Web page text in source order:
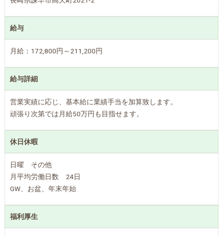
給与
月給：172,800円～211,200円
給与詳細
営業実績に応じ、基本給に業績手当を加算致します。
頑張り次第では月給50万円も目指せます。
休日休暇
日曜 その他
月平均労働日数 24日
GW、お盆、年末年始
福利厚生